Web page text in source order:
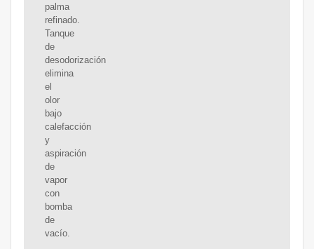
palma
refinado.
Tanque
de
desodorización
elimina
el
olor
bajo
calefacción
y
aspiración
de
vapor
con
bomba
de
vacío.